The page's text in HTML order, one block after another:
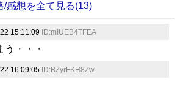
/感想を全て見る(13)
15:11:09 ID:mIUEB4TFEA
・・・
16:09:05 ID:BZyrFKH8Zw